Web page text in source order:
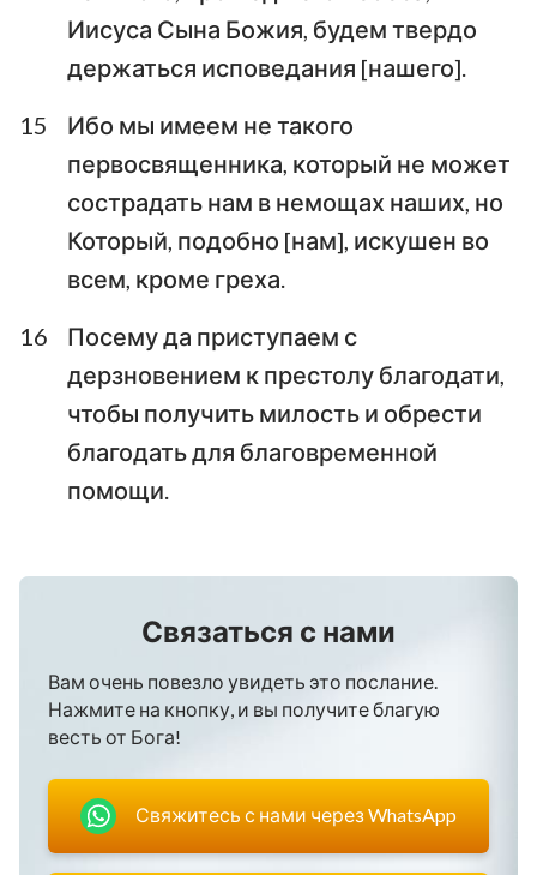
1 2 3 4 5
8
9 10 11 12 13
Иисуса Сына Божия, будем твердо
держаться исповедания [нашего].
15
Ибо мы имеем не такого
первосвященника, который не может
сострадать нам в немощах наших, но
Который, подобно [нам], искушен во
всем, кроме греха.
16
Посему да приступаем с
дерзновением к престолу благодати,
чтобы получить милость и обрести
благодать для благовременной
помощи.
Связаться с нами
Вам очень повезло увидеть это послание.
Нажмите на кнопку, и вы получите благую
весть от Бога!
Свяжитесь с нами через WhatsApp